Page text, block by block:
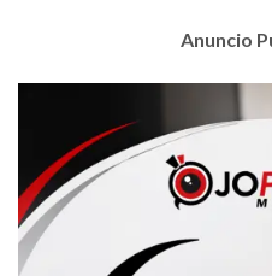
Anuncio